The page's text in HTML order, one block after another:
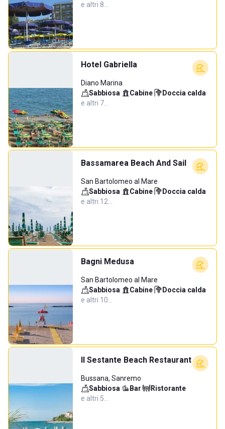
e altri 8…
Hotel Gabriella
Diano Marina
Sabbiosa· Cabine· Doccia calda·
e altri 7…
Bassamarea Beach And Sail
San Bartolomeo al Mare
Sabbiosa· Cabine· Doccia calda·
e altri 12…
Bagni Medusa
San Bartolomeo al Mare
Sabbiosa· Cabine· Doccia calda·
e altri 10…
Il Sestante Beach Restaurant
Bussana, Sanremo
Sabbiosa· Bar· Ristorante·
e altri 5…